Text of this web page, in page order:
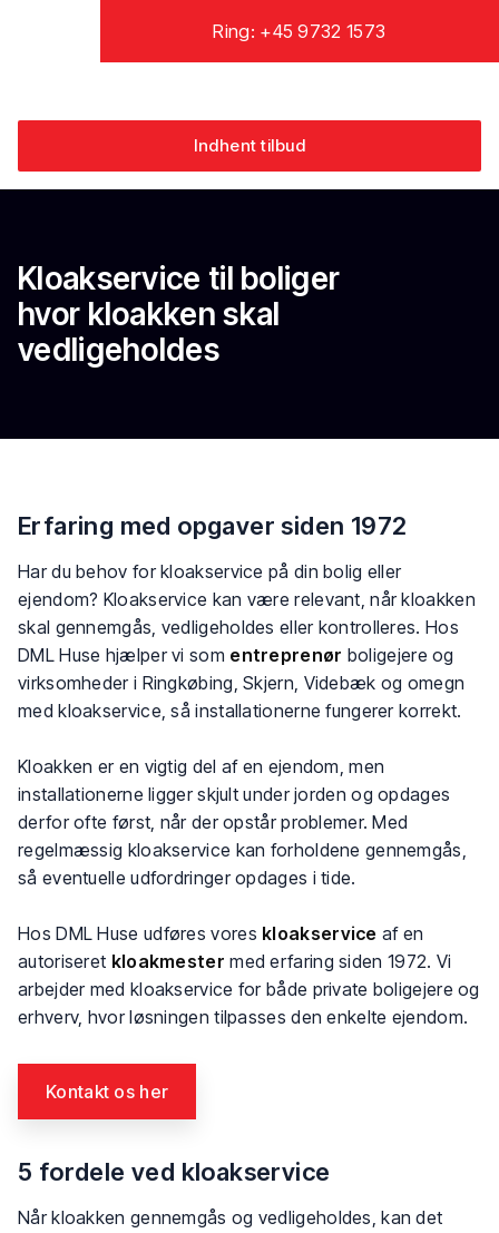
Ring: +45 9732 1573
Indhent tilbud
Kloakservice til boliger
​hvor kloakken skal
vedligeholdes
Erfaring med opgaver siden 1972
Har du behov for kloakservice på din bolig eller
ejendom? Kloakservice kan være relevant, når kloakken
skal gennemgås, vedligeholdes eller kontrolleres. Hos
DML Huse hjælper vi som entreprenør boligejere og
virksomheder i Ringkøbing, Skjern, Videbæk og omegn
med kloakservice, så installationerne fungerer korrekt.
Kloakken er en vigtig del af en ejendom, men
installationerne ligger skjult under jorden og opdages
derfor ofte først, når der opstår problemer. Med
regelmæssig kloakservice kan forholdene gennemgås,
så eventuelle udfordringer opdages i tide.
Hos DML Huse udføres vores kloakservice af en
autoriseret kloakmester med erfaring siden 1972. Vi
arbejder med kloakservice for både private boligejere og
erhverv, hvor løsningen tilpasses den enkelte ejendom.
Kontakt os her​
5 fordele ved kloakservice
Når kloakken gennemgås og vedligeholdes, kan det